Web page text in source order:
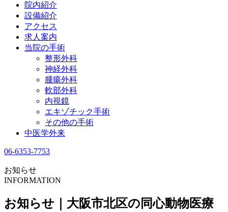
院内紹介
設備紹介
アクセス
求人案内
当院の手術
整形外科
神経外科
腫瘍外科
軟部外科
内視鏡
エキゾチック手術
その他の手術
中医学外来
06-6353-7753
お知らせ
INFORMATION
お知らせ｜大阪市北区の同心動物医療